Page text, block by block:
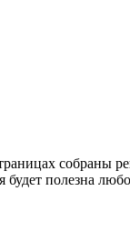
собраны
полезна